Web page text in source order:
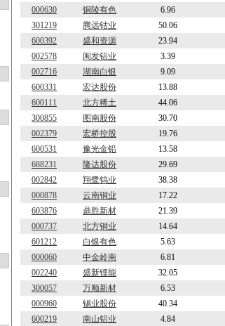
000630
铜陵有色 6.96
301219
腾远钴业 50.06
600392
盛和资源 23.94
002578
闽发铝业 3.39
002716
湖南白银 9.09
600331
宏达股份 13.88
600111
北方稀土 44.06
300855
图南股份 30.70
002379
宏桥控股 19.76
600531
豫光金铅 13.58
688231
隆达股份 29.69
002842
翔鹭钨业 38.38
000878
云南铜业 17.22
603876
鼎胜新材 21.39
000737
北方铜业 14.64
601212
白银有色 5.63
000060
中金岭南 6.81
002240
盛新锂能 32.05
300057
万顺新材 6.53
000960
锡业股份 40.34
600219
南山铝业 4.84